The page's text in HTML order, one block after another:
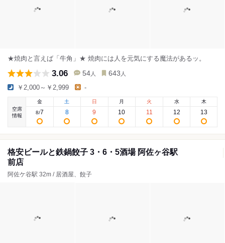
★焼肉と言えば「牛角」★ 焼肉には人を元気にする魔法があるッ。
3.06 54 人 643 人
￥2,000～￥2,999 -
空席
情報
金
8/7
土
8
日
9
月
10
火
11
水
12
木
13
格安ビールと鉄鍋餃子 3・6・5酒場 阿佐ヶ谷駅
前店
阿佐ケ谷駅 32m / 居酒屋、餃子